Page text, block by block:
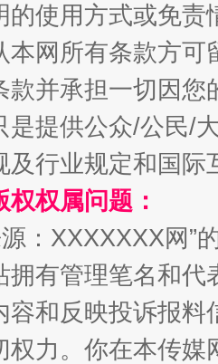
次搞定
名
的使用方式或免责
本网所有条款方
款并承担一切因
是提供公众/公民/
及行业规定和国
权属问题：
：XXXXXXX网”
拥有管理笔名和
容和反映投诉报
权力。你在本传